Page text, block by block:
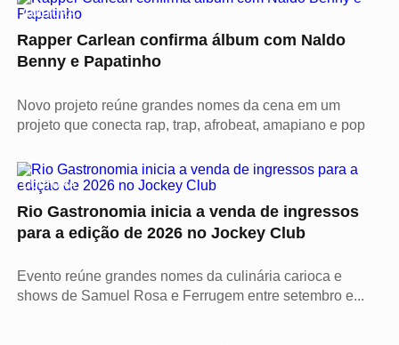
CULTURA
Rapper Carlean confirma álbum com Naldo
Benny e Papatinho
Novo projeto reúne grandes nomes da cena em um
projeto que conecta rap, trap, afrobeat, amapiano e pop
CULTURA
Rio Gastronomia inicia a venda de ingressos
para a edição de 2026 no Jockey Club
Evento reúne grandes nomes da culinária carioca e
shows de Samuel Rosa e Ferrugem entre setembro e...